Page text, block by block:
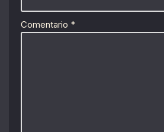
Comentario *